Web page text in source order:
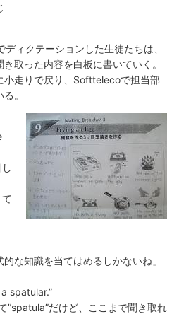
ィクテーションした生徒たちは、
取った内容を白板に書いていく。
小走りで戻り、Softtelecoで担当部
。
て
的な知識を当てはめるしかないね」
spatular.”
”spatula”だけど、ここまで聞き取れ